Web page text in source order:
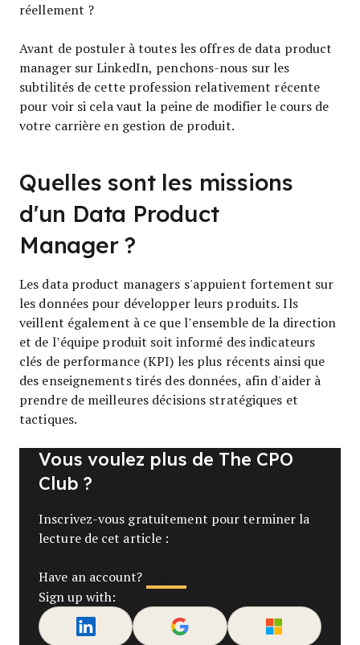
réellement ?
Avant de postuler à toutes les offres de data product
manager sur LinkedIn, penchons-nous sur les
subtilités de cette profession relativement récente
pour voir si cela vaut la peine de modifier le cours de
votre carrière en gestion de produit.
Quelles sont les missions
d'un Data Product
Manager ?
Les data product managers s'appuient fortement sur
les données pour développer leurs produits. Ils
veillent également à ce que l’ensemble de la direction
et de l’équipe produit soit informé des indicateurs
clés de performance (KPI) les plus récents ainsi que
des enseignements tirés des données, afin d'aider à
prendre de meilleures décisions stratégiques et
tactiques.
Vous voulez plus de The CPO
Club ?
Inscrivez-vous gratuitement pour terminer la
lecture de cet article :
Have an account?
Sign up with: